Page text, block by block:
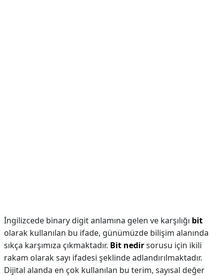
İngilizcede binary digit anlamına gelen ve karşılığı bit
olarak kullanılan bu ifade, günümüzde bilişim alanında
sıkça karşımıza çıkmaktadır. Bit nedirsorusu için ikili
rakam olarak sayı ifadesi şeklinde adlandırılmaktadır.
Dijital alanda en çok kullanılan bu terim, sayısal değer